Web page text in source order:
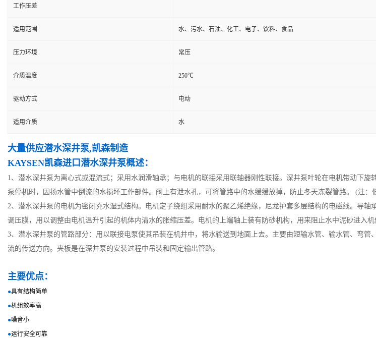
工作压差
适用范围 水、污水、石油、化工、电子、饮料、食品
压力环境 常压
介质温度 250℃
驱动方式 电动
适用介质 水
大量供应潜水深井泵,凯森制造
KAYSEN凯森进 口潜水深井泵概述：
1、潜水深井泵为离心式或混流式；采用水润滑轴承；与电机的联接采用联轴器刚性联接。深井泵叶轮在电机带动下
泵停机时，因扬水管中倒流的水损坏工作部件。阀上有泄水孔，可将管路中的水缓缓放掉，防止冬天冻裂管路。 (注：
2、潜水深井泵的电机为密闭充水湿式结构。电机定子绕组采用耐水的聚乙烯绝缘，尼龙护套多层结构的电磁线。导
调压膜，用以调整由电机温升引起的机体内清水的胀缩压差。电机的上端轴上装有防砂机构，用来阻止水中泥砂进入机
3、潜水深井泵的管路部分：用以联接电泵使其吊装在机井中，将水输送到地面上去。主要由短输水管、输水管、弯
流的传送方向。夹板是在深井泵的安装过程中吊装和固定输出管路。
主要优点：
●具有结构简单
●机组效率高
●噪音小
●运行安全可靠